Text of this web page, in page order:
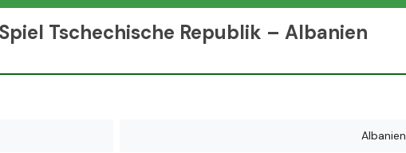
Tschechische Republik – Albanien
Albanien